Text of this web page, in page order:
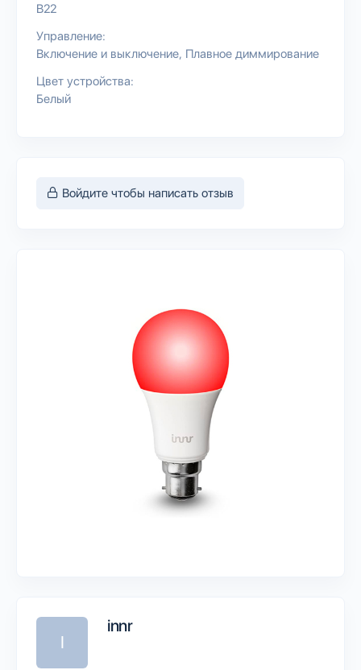
B22
Управление:
Включение и выключение Плавное диммирование
Цвет устройства:
Белый
Войдите чтобы написать отзыв
I
innr